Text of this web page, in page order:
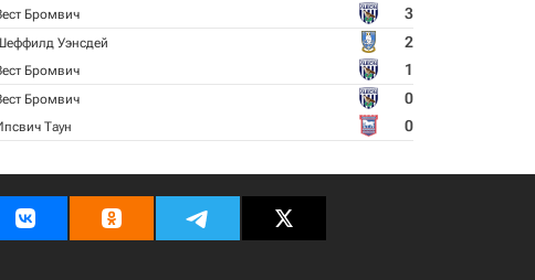
Бромвич 3
Уэнсдей 2
Бромвич 1
Бромвич 0
Таун 0